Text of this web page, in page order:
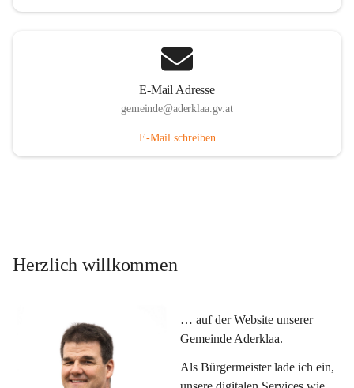
E-Mail Adresse
gemeinde@aderklaa.gv.at
E-Mail schreiben
Herzlich willkommen
… auf der Website unserer
Gemeinde Aderklaa.
Als Bürgermeister lade ich ein,